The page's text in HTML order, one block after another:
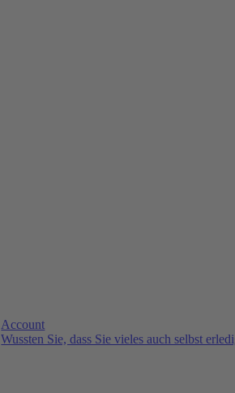
Account
Wussten Sie, dass Sie vieles auch selbst